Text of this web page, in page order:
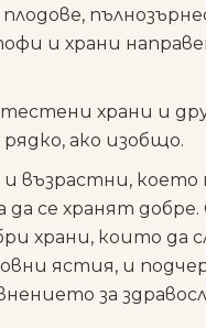
и храни
храни и
ако изобщо.
възрастни, което
се хранят
храни, които да
ястия, и
за